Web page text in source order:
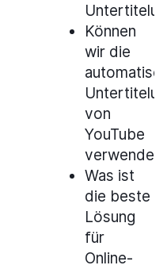
Können
wir die
von
YouTube
Was ist
die beste
Lösung
für
Online-